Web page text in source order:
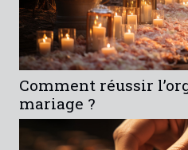
Comment réussir
mariage ?